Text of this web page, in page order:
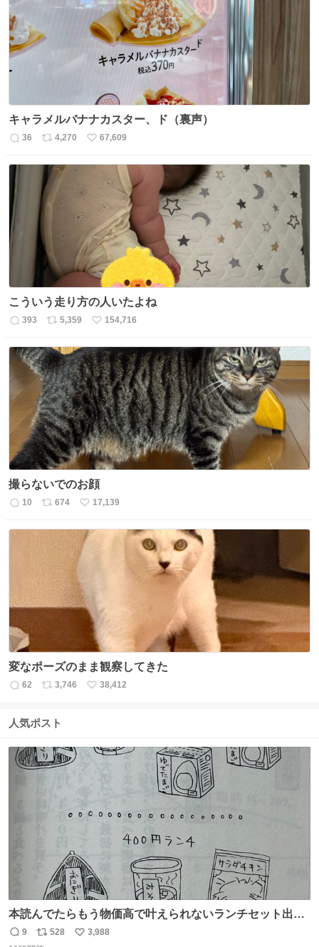
数
キャラメルバナナカスター、ド（裏声）
返
数
36
リ
ス
ト
数
4,270
い
67,609
こういう走り方の人いたよね
返
数
393
リ
ス
ト
数
5,359
い
ね
数
154,716
撮らないでのお顔
返
10
リ
ス
数
674
い
ね
数
17,139
変なポーズのまま観察してきた
返
数
62
リ
ス
数
3,746
い
38,412
人気ポスト
本読んでたらもう物価高で叶えられないランチセット出て
きた
返
9
リ
528
い
3,988